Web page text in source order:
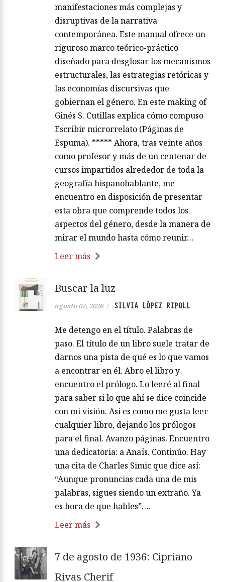
manifestaciones más complejas y
disruptivas de la narrativa
contemporánea. Este manual ofrece un
riguroso marco teórico-práctico
diseñado para desglosar los mecanismos
estructurales, las estrategias retóricas y
las economías discursivas que
gobiernan el género. En este making of
Ginés S. Cutillas explica cómo compuso
Escribir microrrelato (Páginas de
Espuma). ***** Ahora, tras veinte años
como profesor y más de un centenar de
cursos impartidos alrededor de toda la
geografía hispanohablante, me
encuentro en disposición de presentar
esta obra que comprende todos los
aspectos del género, desde la manera de
mirar el mundo hasta cómo reunir…
Leer más
Buscar la luz
agosto 07, 2026 / SILVIA LÓPEZ RIPOLL
Me detengo en el título. Palabras de
paso. El título de un libro suele tratar de
darnos una pista de qué es lo que vamos
a encontrar en él. Abro el libro y
encuentro el prólogo. Lo leeré al final
para saber si lo que ahí se dice coincide
con mi visión. Así es como me gusta leer
cualquier libro, dejando los prólogos
para el final. Avanzo páginas. Encuentro
una dedicatoria: a Anaïs. Continúo. Hay
una cita de Charles Simic que dice así:
“Aunque pronuncias cada una de mis
palabras, sigues siendo un extraño. Ya
es hora de que hables”….
Leer más
7 de agosto de 1936: Cipriano
Rivas Cherif